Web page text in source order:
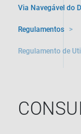
Via Navegável do
Regulamentos >
Regulamento de